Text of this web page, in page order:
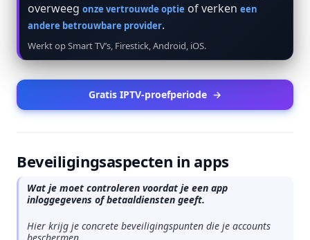
overweeg onze vertrouwde optie of verken een
andere betrouwbare provider.
Werkt op Smart TV’s, Firestick, Android, iOS.
Gratis IPTV-proefperiode →
Beveiligingsaspecten in apps
Wat je moet controleren voordat je een app
inloggegevens of betaaldiensten geeft.
Hier krijg je concrete beveiligingspunten die je accounts